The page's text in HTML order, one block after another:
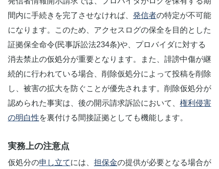
間内に手続きを完了させなければ、 発信者の特定が不可能
になります。このため、アクセスログの保全を目的とした
証拠保全命令(民事訴訟法234条)や、プロバイダに対する
消去禁止の仮処分が重要となります。また、誹謗中傷が継
続的に行われている場合、削除仮処分によって投稿を削除
し、被害の拡大を防ぐことが優先されます。削除仮処分が
認められた事実は、後の開示請求訴訟において、 権利侵害
の明白性を裏付ける間接証拠としても機能します。
実務上の注意点
仮処分の申し立てには、 担保金の提供が必要となる場合が